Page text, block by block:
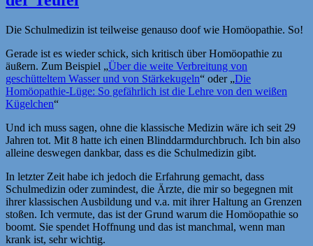
Die Schulmedizin ist teilweise genauso doof wie Homöopathie. So!
Gerade ist es wieder schick, sich kritisch über Homöopathie zu
äußern. Zum Beispiel „Über die weite Verbreitung von
geschütteltem Wasser und von Stärkekugeln“ oder „Die
Homöopathie-Lüge: So gefährlich ist die Lehre von den weißen
Kügelchen“
Und ich muss sagen, ohne die klassische Medizin wäre ich seit 29
Jahren tot. Mit 8 hatte ich einen Blinddarmdurchbruch. Ich bin also
alleine deswegen dankbar, dass es die Schulmedizin gibt.
In letzter Zeit habe ich jedoch die Erfahrung gemacht, dass
Schulmedizin oder zumindest, die Ärzte, die mir so begegnen mit
ihrer klassischen Ausbildung und v.a. mit ihrer Haltung an Grenzen
stoßen. Ich vermute, das ist der Grund warum die Homöopathie so
boomt. Sie spendet Hoffnung und das ist manchmal, wenn man
krank ist, sehr wichtig.